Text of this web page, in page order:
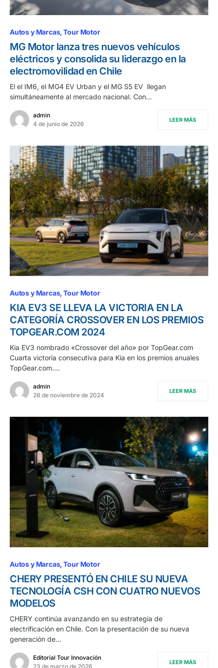
Autos y Marcas Tour Motor
MG Motor lanza tres nuevos vehículos
eléctricos y consolida su liderazgo en la
electromovilidad en Chile
El el IM6, el MG4 EV Urban y el MG S5 EV llegan
simultáneamente al mercado nacional. Con…
admin
4 de junio de 2026
LEER MÁS
Autos y Marcas Tour Motor
KIA EV3 SE LLEVA LA VICTORIA EN LA
CATEGORÍA CROSSOVER EN LOS PREMIOS
TOPGEAR.COM 2024
Kia EV3 nombrado «Crossover del año» por TopGear.com
Cuarta victoria consecutiva para Kia en los premios anuales
TopGear.com.…
admin
28 de noviembre de 2024
LEER MÁS
Autos y Marcas Tour Motor
CHERY PRESENTÓ EN CHILE SU NUEVA
TECNOLOGÍA CSH CON CUATRO NUEVOS
MODELOS
CHERY continúa avanzando en su estrategia de
electrificación en Chile. Con la presentación de su nueva
generación de…
Editorial Tour Innovación
23 de marzo de 2026
LEER MÁS